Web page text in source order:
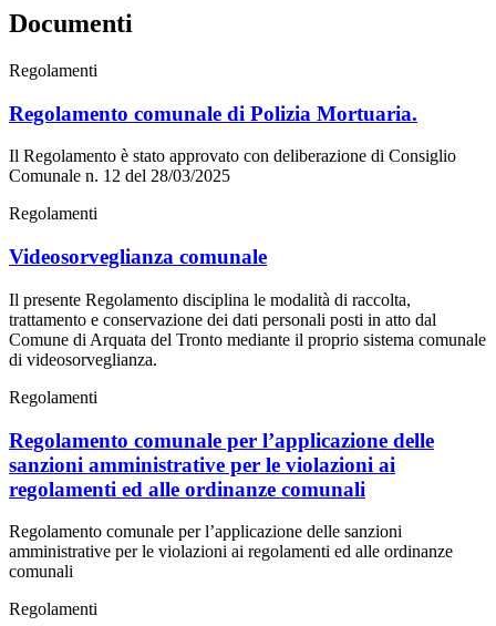
Documenti
Regolamenti
Regolamento comunale di Polizia Mortuaria.
Il Regolamento è stato approvato con deliberazione di Consiglio
Comunale n. 12 del 28/03/2025
Regolamenti
Videosorveglianza comunale
Il presente Regolamento disciplina le modalità di raccolta,
trattamento e conservazione dei dati personali posti in atto dal
Comune di Arquata del Tronto mediante il proprio sistema comunale
di videosorveglianza.
Regolamenti
Regolamento comunale per l’applicazione delle
sanzioni amministrative per le violazioni ai
regolamenti ed alle ordinanze comunali
Regolamento comunale per l’applicazione delle sanzioni
amministrative per le violazioni ai regolamenti ed alle ordinanze
comunali
Regolamenti